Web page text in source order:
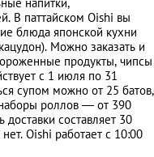
В паттайском Oishi вы
блюда японской кухни
Можно заказать и
продукты, чипсы
с 1 июля по 31
супом можно от 25 батов,
роллов — от 390
составляет 30
Oishi работает с 10:00